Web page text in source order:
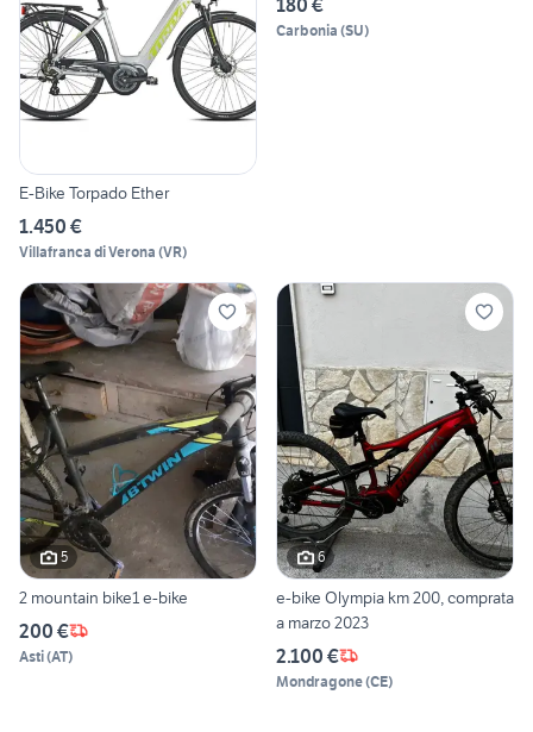
E-Bike Torpado Ether
1.450 €
Villafranca di Verona (VR)
Carbonia (SU)
5
2 mountain bike1 e-bike
200 €
Asti(AT)
6
e-bike Olympia km 200, comprata
a marzo 2023
2.100 €
Mondragone(CE)